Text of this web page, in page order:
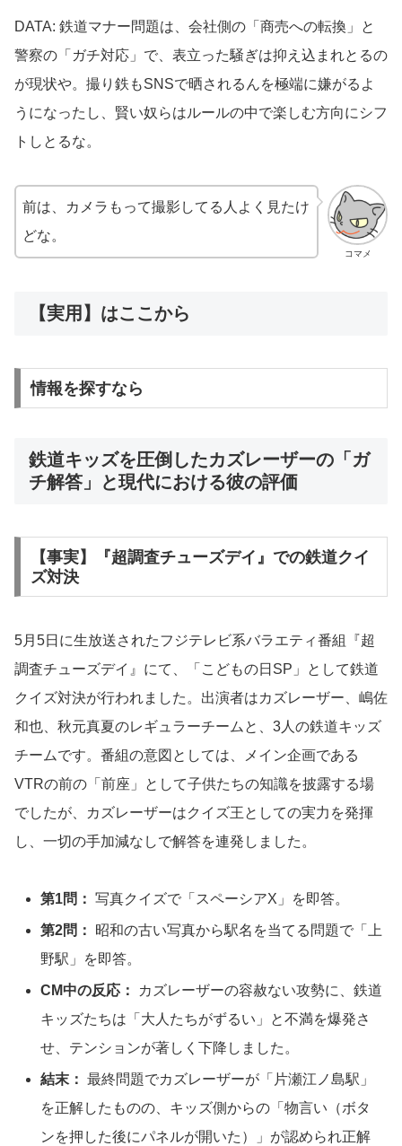
DATA: 鉄道マナー問題は、会社側の「商売への転換」と
警察の「ガチ対応」で、表立った騒ぎは抑え込まれとるの
が現状や。撮り鉄もSNSで晒されるんを極端に嫌がるよ
うになったし、賢い奴らはルールの中で楽しむ方向にシフ
トしとるな。
コマメ
前は、カメラもって撮影してる人よく見たけ
どな。
【実用】はここから
情報を探すなら
鉄道キッズを圧倒したカズレーザーの「ガ
チ解答」と現代における彼の評価
【事実】『超調査チューズデイ』での鉄道クイ
ズ対決
5月5日に生放送されたフジテレビ系バラエティ番組『超
調査チューズデイ』にて、「こどもの日SP」として鉄道
クイズ対決が行われました。出演者はカズレーザー、嶋佐
和也、秋元真夏のレギュラーチームと、3人の鉄道キッズ
チームです。番組の意図としては、メイン企画である
VTRの前の「前座」として子供たちの知識を披露する場
でしたが、カズレーザーはクイズ王としての実力を発揮
し、一切の手加減なしで解答を連発しました。
第1問： 写真クイズで「スペーシアX」を即答。
第2問：
昭和の古い写真から駅名を当てる問題で「上
野駅」を即答。
CM中の反応：
カズレーザーの容赦ない攻勢に、鉄道
キッズたちは「大人たちがずるい」と不満を爆発さ
せ、テンションが著しく下降しました。
結末： 最終問題でカズレーザーが「片瀬江ノ島駅」
を正解したものの、キッズ側からの「物言い（ボタ
ンを押した後にパネルが開いた）」が認められ正解